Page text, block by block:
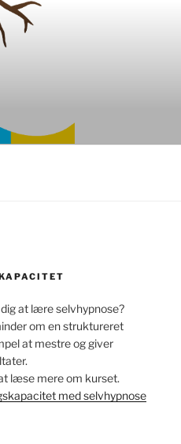
at lære selvhypnose?
om en struktureret
at mestre og giver
læse mere om kurset.
med selvhypnose